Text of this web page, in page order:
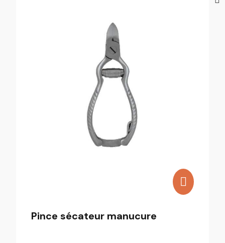
Pince sécateur manucure